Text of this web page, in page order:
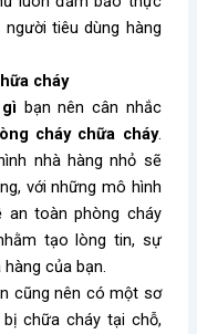
tiêu dùng hàng
cháy
bạn nên cân nhắc
cháy chữa cháy.
nhà hàng nhỏ sẽ
với những mô hình
an toàn phòng cháy
tạo lòng tin, sự
của bạn.
cũng nên có một sơ
chữa cháy tại chỗ,